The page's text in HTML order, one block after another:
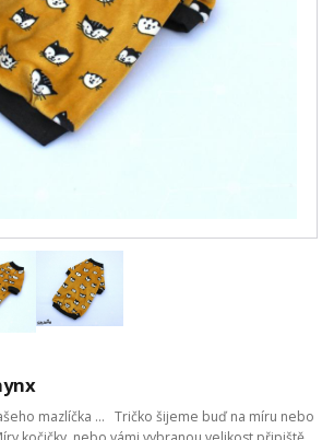
mazlíčka ... Tričko šijeme buď na míru nebo